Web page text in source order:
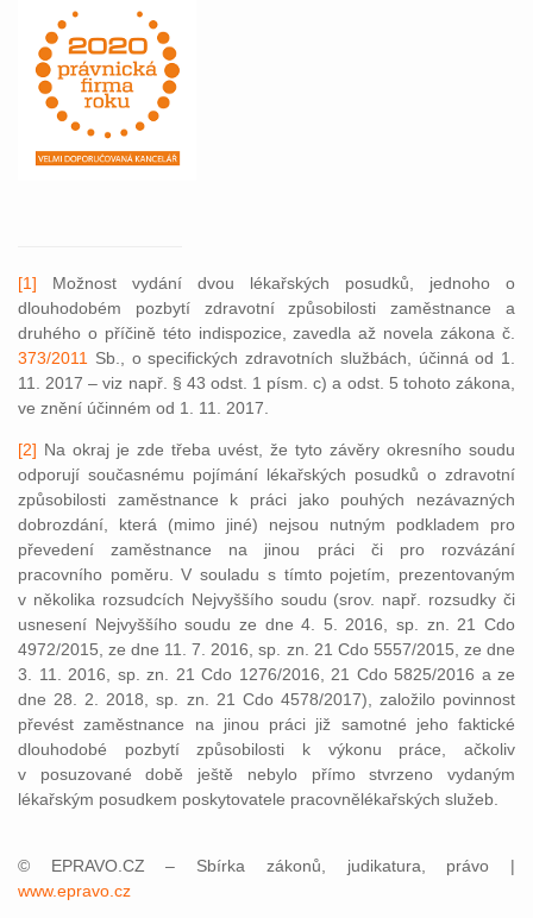
[1] Možnost vydání dvou lékařských posudků, jednoho o
dlouhodobém pozbytí zdravotní způsobilosti zaměstnance a
druhého o příčině této indispozice, zavedla až novela zákona č.
373/2011
Sb., o specifických zdravotních službách, účinná od 1.
11. 2017 – viz např. § 43 odst. 1 písm. c) a odst. 5 tohoto zákona,
ve znění účinném od 1. 11. 2017.
[2] Na okraj je zde třeba uvést, že tyto závěry okresního soudu
odporují současnému pojímání lékařských posudků o zdravotní
způsobilosti zaměstnance k práci jako pouhých nezávazných
dobrozdání, která (mimo jiné) nejsou nutným podkladem pro
převedení zaměstnance na jinou práci či pro rozvázání
pracovního poměru. V souladu s tímto pojetím, prezentovaným
v několika rozsudcích Nejvyššího soudu (srov. např. rozsudky či
usnesení Nejvyššího soudu ze dne 4. 5. 2016, sp. zn. 21 Cdo
4972/2015, ze dne 11. 7. 2016, sp. zn. 21 Cdo 5557/2015, ze dne
3. 11. 2016, sp. zn. 21 Cdo 1276/2016, 21 Cdo 5825/2016 a ze
dne 28. 2. 2018, sp. zn. 21 Cdo 4578/2017), založilo povinnost
převést zaměstnance na jinou práci již samotné jeho faktické
dlouhodobé pozbytí způsobilosti k výkonu práce, ačkoliv
v posuzované době ještě nebylo přímo stvrzeno vydaným
lékařským posudkem poskytovatele pracovnělékařských služeb.
© EPRAVO.CZ – Sbírka zákonů, judikatura, právo |
www.epravo.cz